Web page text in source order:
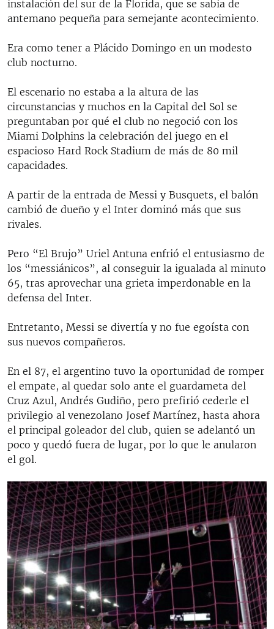
instalación del sur de la Florida, que se sabía de
antemano pequeña para semejante acontecimiento.
Era como tener a Plácido Domingo en un modesto
club nocturno.
El escenario no estaba a la altura de las
circunstancias y muchos en la Capital del Sol se
preguntaban por qué el club no negoció con los
Miami Dolphins la celebración del juego en el
espacioso Hard Rock Stadium de más de 80 mil
capacidades.
A partir de la entrada de Messi y Busquets, el balón
cambió de dueño y el Inter dominó más que sus
rivales.
Pero “El Brujo” Uriel Antuna enfrió el entusiasmo de
los “messiánicos”, al conseguir la igualada al minuto
65, tras aprovechar una grieta imperdonable en la
defensa del Inter.
Entretanto, Messi se divertía y no fue egoísta con
sus nuevos compañeros.
En el 87, el argentino tuvo la oportunidad de romper
el empate, al quedar solo ante el guardameta del
Cruz Azul, Andrés Gudiño, pero prefirió cederle el
privilegio al venezolano Josef Martínez, hasta ahora
el principal goleador del club, quien se adelantó un
poco y quedó fuera de lugar, por lo que le anularon
el gol.